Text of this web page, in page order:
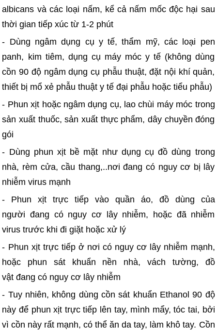
albicans và các loại nấm, kể cả nấm mốc độc hại sau
thời gian tiếp xúc từ 1-2 phút
- Dùng ngâm dụng cụ y tế, thẩm mỹ, các loại pen
panh, kim tiêm, dụng cụ máy móc y tế (không dùng
cồn 90 độ ngâm dụng cụ phẫu thuật, đặt nội khí quản,
thiết bị mổ xẻ phẫu thuật y tế đại phẫu hoặc tiểu phẫu)
- Phun xịt hoặc ngâm dụng cụ, lao chùi máy móc trong
sản xuất thuốc, sản xuất thực phẩm, dây chuyền đóng
gói
- Dùng phun xịt bề mặt như dụng cụ đồ dùng trong
nhà, rèm cửa, cầu thang,..nơi đang có nguy cơ bị lây
nhiễm virus mạnh
- Phun xịt trực tiếp vào quần áo, đồ dùng của
người đang có nguy cơ lây nhiễm, hoặc đã nhiễm
virus trước khi đi giặt hoặc xử lý
- Phun xịt trực tiếp ở nơi có nguy cơ lây nhiễm mạnh,
hoặc phun sát khuẩn nền nhà, vách tường, đồ
vật đang có nguy cơ lây nhiễm
- Tuy nhiên, không dùng cồn sát khuẩn Ethanol 90 độ
này để phun xịt trực tiếp lên tay, mình mẩy, tóc tai, bởi
vì cồn này rất mạnh, có thể ăn da tay, làm khô tay. Cồn